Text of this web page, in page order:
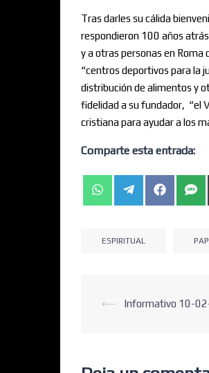
Tras darles su cálida
respondieron 100 años
y a otras personas en Roma
“centros deportivos para la
distribución de alimentos y
fidelidad a su fundador, “el
cristiana para ayudar a los
Comparte esta entrada:
ESPIRITUAL
⟵ Informativo 10-